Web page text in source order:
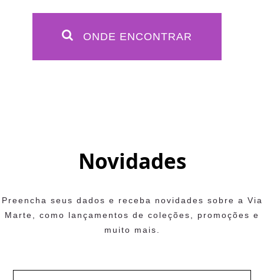
ONDE ENCONTRAR
Novidades
Preencha seus dados e receba novidades sobre a Via
Marte, como lançamentos de coleções, promoções e
muito mais.